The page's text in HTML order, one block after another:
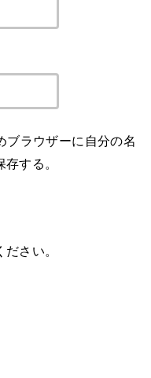
ブラウザーに自分の名
する。
さい。